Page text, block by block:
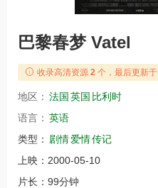
巴黎春梦 Vatel
收录高清资源 2 个，最后更新于
地区： 法国 英国 比利时
语言： 英语
类型： 剧情爱情传记
上映： 2000-05-10
片长： 99分钟